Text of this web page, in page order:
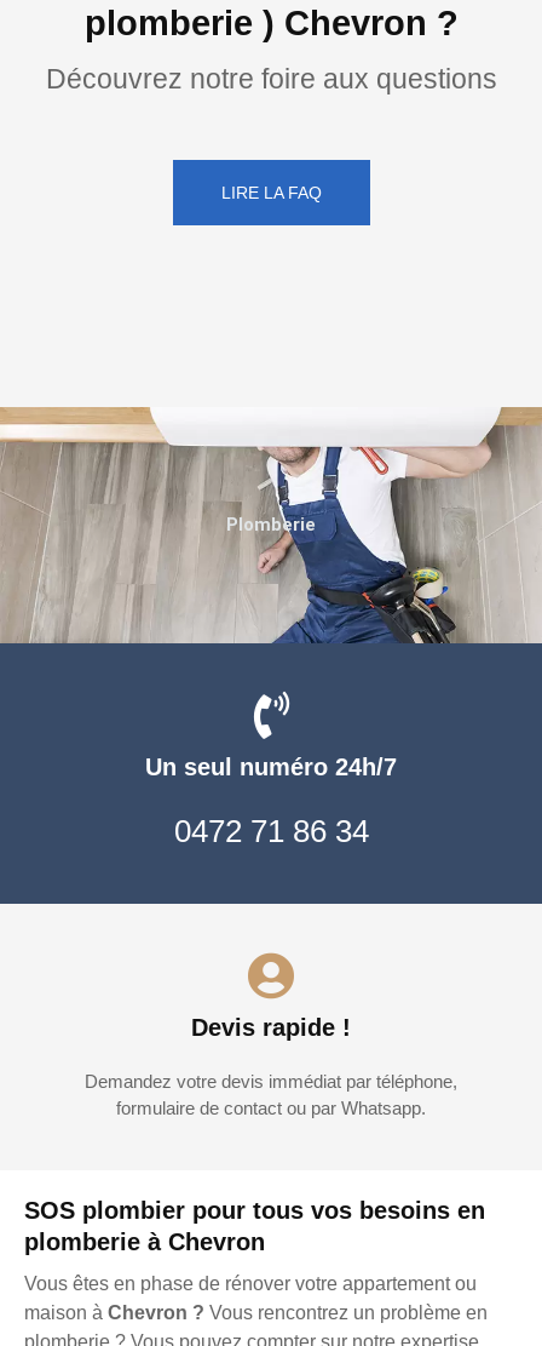
plomberie ) Chevron ?
Découvrez notre foire aux questions
LIRE LA FAQ
SOS plombier pour tous vos besoins en
plomberie à Chevron
Vous êtes en phase de rénover votre appartement ou
maison à Chevron ? Vous rencontrez un problème en
Un seul numéro 24h/7
0472 71 86 34
Devis rapide !
Demandez votre devis immédiat par téléphone,
formulaire de contact ou par Whatsapp.
Plomberie